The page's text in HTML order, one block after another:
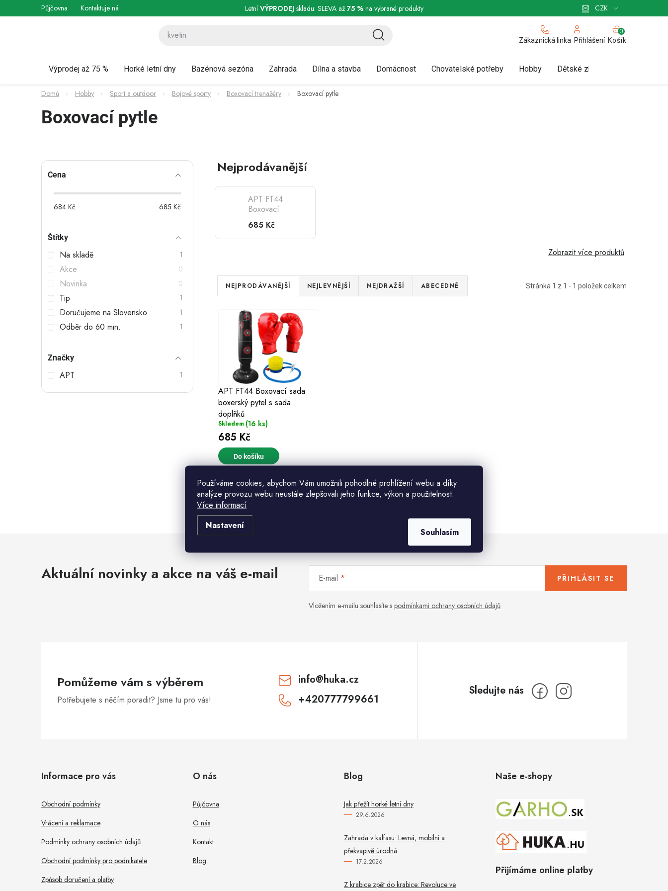
Používáme cookies, abychom Vám umožnili pohodlné prohlížení webu a díky
analýze provozu webu neustále zlepšovali jeho funkce, výkon a použitelnost.
Více informací
Nastavení
Souhlasím
na
Půjčovna Kontaktuje nás Vrácení a reklamace Podmínky ochrany osobních údajů Obchodní podmínky pro podnikatele Zásady používání cookies
CZK
LetníVÝPRODEJ skladu: SLEVA až 75 %na vybrané produkty
Zákaznická linka Přihlášení
NÁKUPNÍ
KOŠÍK
Košík
Výprodej až 75 % Horké letní dny Bazénová sezóna Zahrada Dílna a stavba Domácnost Chovatelské potřeby Hobby Dětské zboží a hračky
Domů Hobby Sport a outdoor Bojové sporty Boxovací trenažéry Boxovací pytle
Boxovací pytle
P
a
n
a
n
e
Cena
684 Kč 685 Kč
Štítky
Na skladě 1
Akce 0
Novinka 0
Tip 1
Doručujeme na Slovensko 1
Odběr do 60 min. 1
Značky
APT 1
Nejprodávanější
APT FT44
Boxovací
sada boxerský
pytel s sada
doplňků
685 Kč
Zobrazit více produktů
Stránka 1 z 1 - 1 položek celkem
Ř
a
p
r
o
d
u
k
t
ů
NEJPRODÁVANĚJŠÍ NEJLEVNĚJŠÍ NEJDRAŽŠÍ ABECEDNĚ
s
p
r
o
d
u
k
t
APT FT44 Boxovací sada
boxerský pytel s sada
doplňků
Skladem (16 ks)
685 Kč
Do košíku
O
v
á
d
u
Aktuální novinky a akce na váš e-mail E-mail
Vložením e-mailu souhlasíte s podmínkami ochrany osobních údajů
PŘIHLÁSIT SE
Pomůžeme vám s výběrem
Potřebujete s něčím poradit? Jsme tu pro vás!
info@huka.cz
+420777799661
Informace pro vás
Obchodní podmínky
Vrácení a reklamace
Podmínky ochrany osobních údajů
Obchodní podmínky pro podnikatele
Způsob doručení a platby
O nás
Půjčovna
O nás
Kontakt
Blog
Blog
Jak přežít horké letní dny
29.6.2026
Zahrada v kalfasu: Levná, mobilní a
překvapivě úrodná
17.2.2026
Z krabice zpět do krabice: Revoluce ve
Naše e-shopy
Přijímáme online platby
CHCI SLEVU
zásadami zpracování